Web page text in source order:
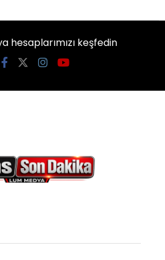
hesaplarımızı keşfedin